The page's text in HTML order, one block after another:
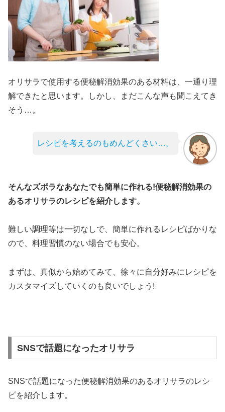
オリサラで使用する便秘解消効果のある材料は、一通り理
解できたと思います。しかし、まだこんな声も聞こえてき
そう…。
レシピを考えるのもめんどくさい…。
そんなズボラなあなたでも簡単に作れる!便秘解消効果の
あるオリサラのレシピを紹介します。
難しい調理等は一切なしで、簡単に作れるレシピばかりな
ので、料理習慣のない場合でも安心。
まずは、真似から始めてみて、徐々に自分好みにレシピを
カスタマイズしていくのも良いでしょう!
SNSで話題になったオリサラ
SNSで話題になった便秘解消効果のあるオリサラのレシ
ピを紹介します。